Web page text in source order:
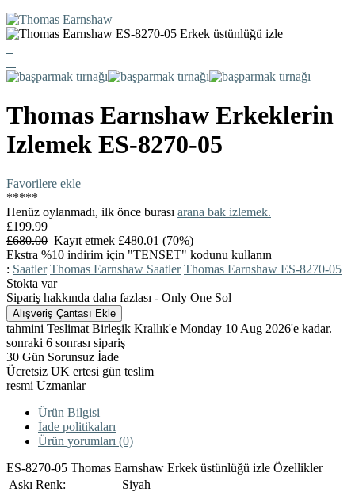
Thomas Earnshaw Erkeklerin
Izlemek ES-8270-05
Favorilere ekle
*****
Henüz oylanmadı, ilk önce burası arana bak izlemek.
£199.99
£680.00 Kayıt etmek £480.01 (70%)
Ekstra %10 indirim için "TENSET" kodunu kullanın
: Saatler Thomas Earnshaw Saatler Thomas Earnshaw ES-8270-05
Stokta var
Sipariş hakkında daha fazlası - Only One Sol
tahmini Teslimat Birleşik Krallık'e Monday 10 Aug 2026'e kadar.
sonraki 6 sonrası sipariş
30 Gün Sorunsuz İade
Ücretsiz UK ertesi gün teslim
resmi Uzmanlar
Ürün Bilgisi
İade politikaları
Ürün yorumları (0)
ES-8270-05 Thomas Earnshaw Erkek üstünlüğü izle Özellikler
Askı Renk:
Siyah